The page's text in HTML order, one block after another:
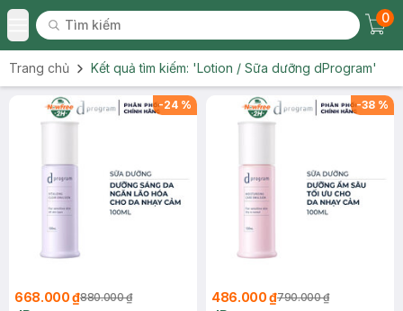
Toggle Menu
Tìm kiếm
Tìm kiếm
0
Trang chủ Kết quả tìm kiếm: 'Lotion / Sữa dưỡng dProgram'
-24 %
668.000 ₫880.000 ₫
-38 %
486.000 ₫790.000 ₫